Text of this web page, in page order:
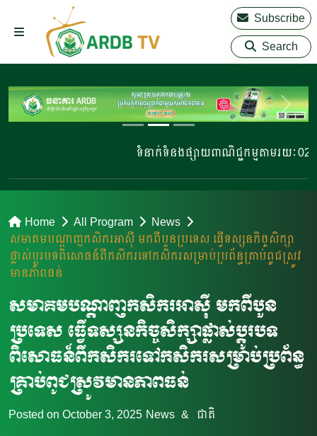
Subscribe
Search
ទំនាក់ទំនងផ្សាយពាណិជ្ជកម្មតាមរយៈ 023 220
Home All Program
News
សមាគមបណ្តាញកសិករអាស៊ី មកពីបួនប្រទេស ធ្វើទស្សនកិច្ចសិក្សា
ផ្លាស់ប្តូរបទពិសោធន៍ពីកសិករទៅកសិករសម្រាប់ប្រព័ន្ធគ្រាប់ពូជស្រូវ
មានភាពធន់
សមាគមបណ្តាញកសិករអាស៊ី មកពីបួន
ប្រទេស ធ្វើទស្សនកិច្ចសិក្សាផ្លាស់ប្តូរបទ
ពិសោធន៍ពីកសិករទៅកសិករសម្រាប់ប្រព័ន្ធ
គ្រាប់ពូជស្រូវមានភាពធន់
Posted on October 3, 2025 News & ជាតិ